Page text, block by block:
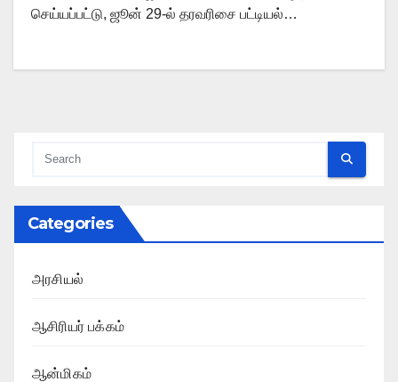
செய்யப்பட்டு, ஜூன் 29-ல் தரவரிசை பட்டியல்…
Categories
அரசியல்
ஆசிரியர் பக்கம்
ஆன்மிகம்